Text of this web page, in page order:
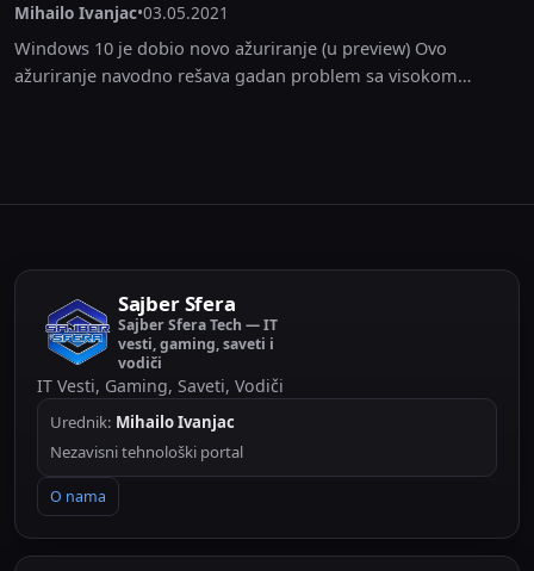
Mihailo Ivanjac•03.05.2021
Windows 10 je dobio novo ažuriranje (u preview) Ovo
ažuriranje navodno rešava gadan problem sa visokom
Sajber Sfera
Sajber Sfera Tech — IT
vesti, gaming, saveti i
vodiči
IT Vesti, Gaming, Saveti, Vodiči
Urednik: Mihailo Ivanjac
Nezavisni tehnološki portal
O nama